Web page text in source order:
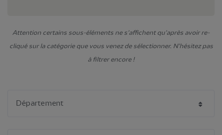
Attention certains sous-éléments ne s'affichent qu'après avoir re-
cliqué sur la catégorie que vous venez de sélectionner. N'hésitez pas
à filtrer encore !